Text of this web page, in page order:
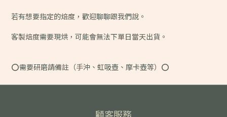
若有想要指定的焙度，歡迎聊聊跟我們說。
客製焙度需要現烘，可能會無法下單日當天出貨。
⭕️需要研磨請備註（手沖、虹吸壺、摩卡壺等）⭕️
顧客服務